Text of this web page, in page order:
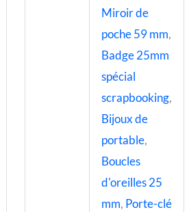
Miroir de
poche 59 mm,
Badge 25mm
spécial
scrapbooking,
Bijoux de
portable,
Boucles
d'oreilles 25
mm, Porte-clé